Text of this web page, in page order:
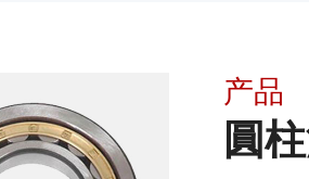
产品
圓